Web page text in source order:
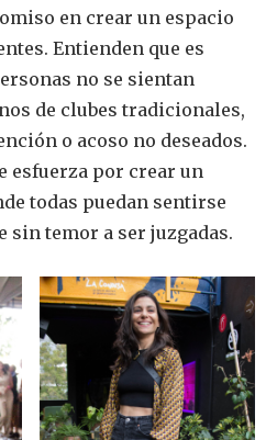
en crear un espacio
Entienden que es
no se sientan
de clubes tradicionales,
o acoso no deseados.
esfuerza por crear un
todas puedan sentirse
sin temor a ser juzgadas.